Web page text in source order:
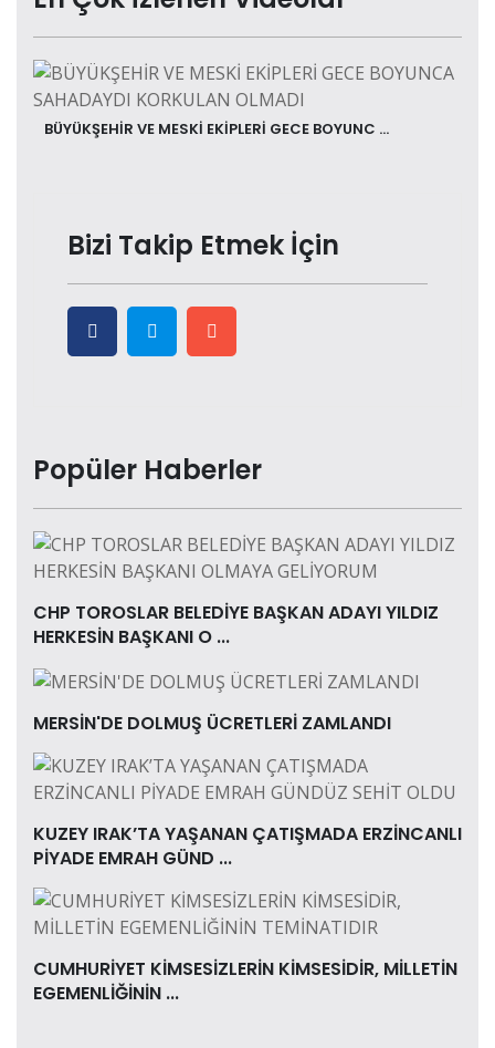
BÜYÜKŞEHİR VE MESKİ EKİPLERİ GECE BOYUNC ...
Bizi Takip Etmek İçin
Popüler Haberler
CHP TOROSLAR BELEDİYE BAŞKAN ADAYI YILDIZ
HERKESİN BAŞKANI O ...
MERSİN'DE DOLMUŞ ÜCRETLERİ ZAMLANDI
KUZEY IRAK’TA YAŞANAN ÇATIŞMADA ERZİNCANLI
PİYADE EMRAH GÜND ...
CUMHURİYET KİMSESİZLERİN KİMSESİDİR, MİLLETİN
EGEMENLİĞİNİN ...